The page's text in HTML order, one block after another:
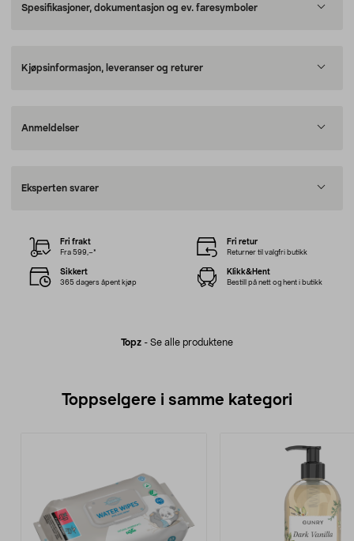
Spesifikasjoner, dokumentasjon og ev. faresymboler
Kjøpsinformasjon, leveranser og returer
Anmeldelser
Eksperten svarer
Topz - Se alle produktene
Fri frakt
Fra 599,–*
Fri retur
Returner til valgfri butikk
Sikkert
365 dagers åpent kjøp
Klikk&Hent
Bestill på nett og hent i butikk
Toppselgere i samme kategori